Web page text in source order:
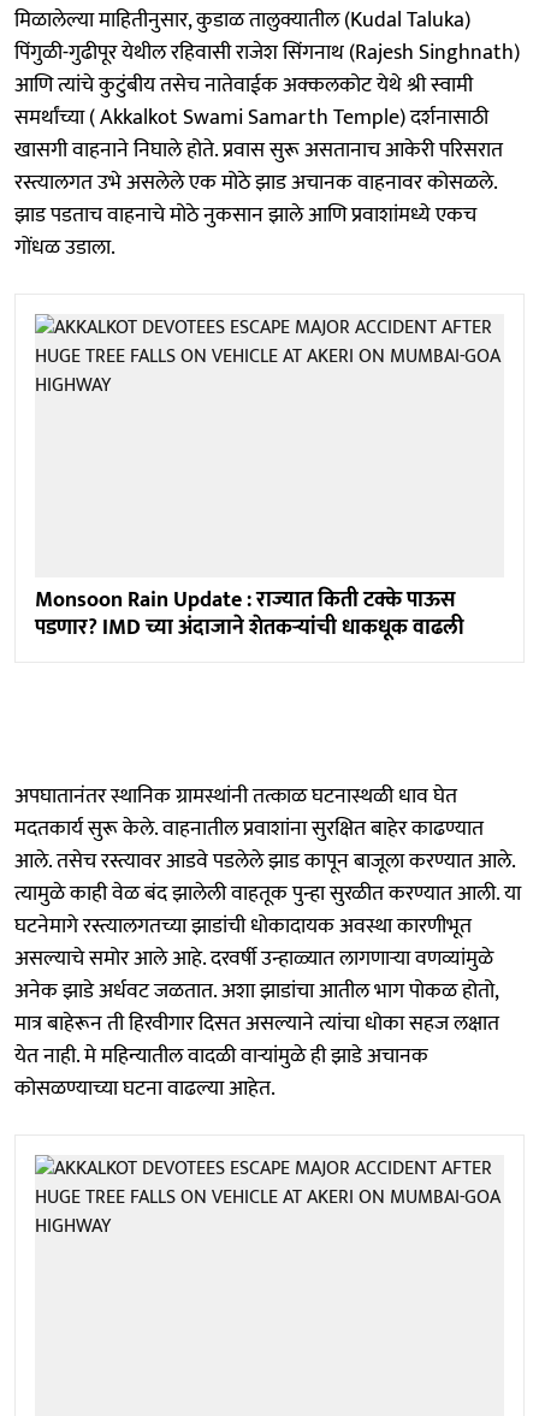
मिळालेल्या माहितीनुसार, कुडाळ तालुक्यातील (Kudal Taluka)
पिंगुळी-गुढीपूर येथील रहिवासी राजेश सिंगनाथ (Rajesh Singhnath)
आणि त्यांचे कुटुंबीय तसेच नातेवाईक अक्कलकोट येथे श्री स्वामी
समर्थांच्या ( Akkalkot Swami Samarth Temple) दर्शनासाठी
खासगी वाहनाने निघाले होते. प्रवास सुरू असतानाच आकेरी परिसरात
रस्त्यालगत उभे असलेले एक मोठे झाड अचानक वाहनावर कोसळले.
झाड पडताच वाहनाचे मोठे नुकसान झाले आणि प्रवाशांमध्ये एकच
गोंधळ उडाला.
Monsoon Rain Update : राज्यात किती टक्के पाऊस
पडणार? IMD च्या अंदाजाने शेतकऱ्यांची धाकधूक वाढली
अपघातानंतर स्थानिक ग्रामस्थांनी तत्काळ घटनास्थळी धाव घेत
मदतकार्य सुरू केले. वाहनातील प्रवाशांना सुरक्षित बाहेर काढण्यात
आले. तसेच रस्त्यावर आडवे पडलेले झाड कापून बाजूला करण्यात आले.
त्यामुळे काही वेळ बंद झालेली वाहतूक पुन्हा सुरळीत करण्यात आली. या
घटनेमागे रस्त्यालगतच्या झाडांची धोकादायक अवस्था कारणीभूत
असल्याचे समोर आले आहे. दरवर्षी उन्हाळ्यात लागणाऱ्या वणव्यांमुळे
अनेक झाडे अर्धवट जळतात. अशा झाडांचा आतील भाग पोकळ होतो,
मात्र बाहेरून ती हिरवीगार दिसत असल्याने त्यांचा धोका सहज लक्षात
येत नाही. मे महिन्यातील वादळी वाऱ्यांमुळे ही झाडे अचानक
कोसळण्याच्या घटना वाढल्या आहेत.